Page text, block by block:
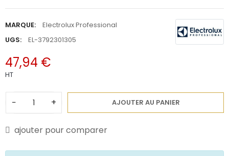
MARQUE:
Electrolux Professional
UGS:
EL-3792301305
47,94 €
HT
− + AJOUTER AU PANIER
ajouter pour comparer